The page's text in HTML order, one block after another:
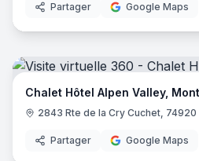
Partager Google Maps
Chalet Hôtel Alpen Valley,
2843 Rte de la Cry Cuchet,
Partager Google Maps